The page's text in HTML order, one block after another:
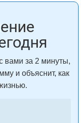
вами за 2 минуты,
и объяснит, как